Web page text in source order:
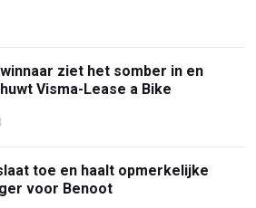
ziet het somber in en
Visma-Lease a Bike
toe en haalt opmerkelijke
voor Benoot